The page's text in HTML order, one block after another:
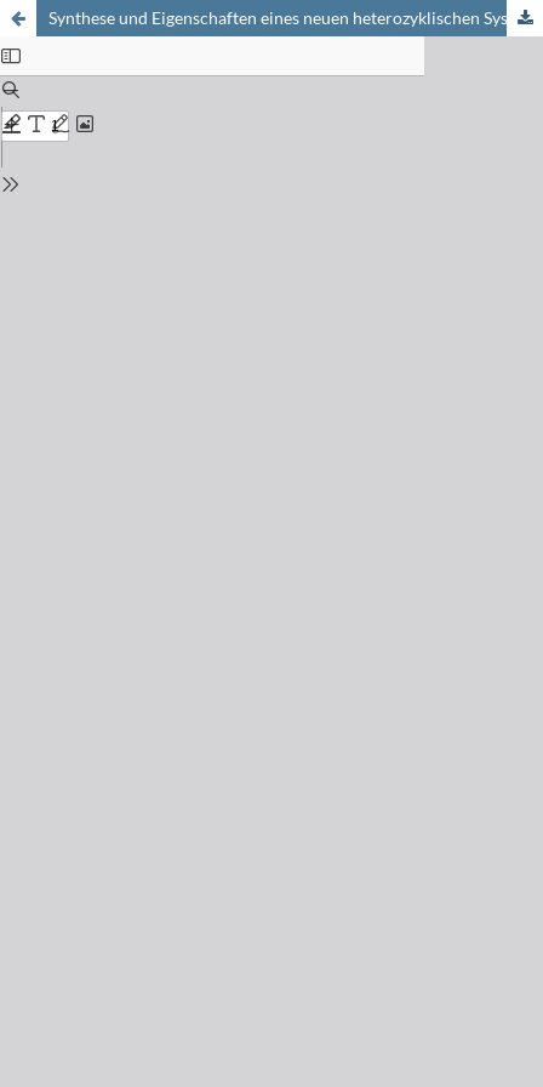
Synthese und Eigenschaften eines neuen heterozyklischen Systems, des Imidazo[2.1-c]-as-triazins